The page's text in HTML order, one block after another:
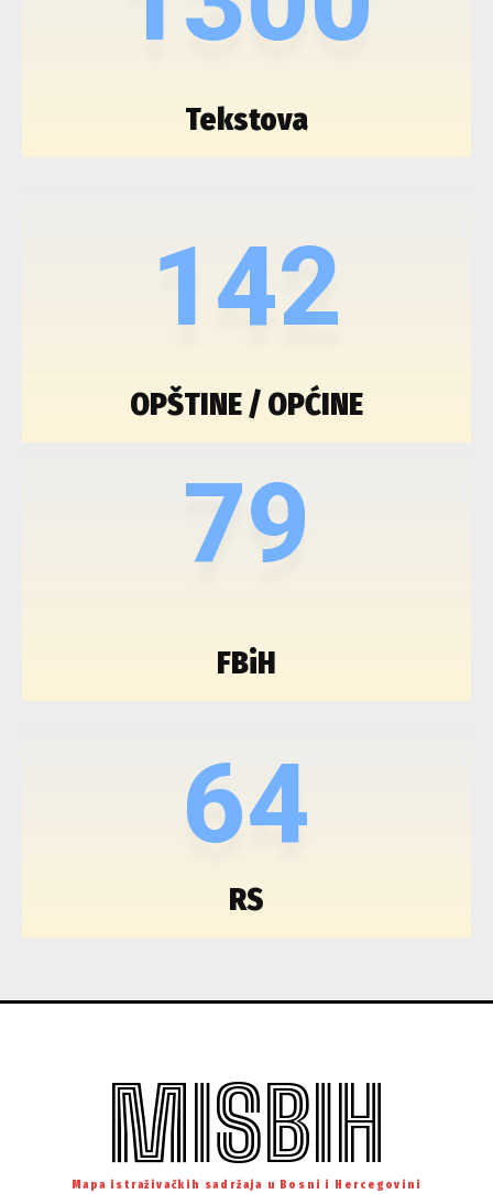
Tekstova
142
OPŠTINE / OPĆINE
79
FBiH
64
RS
MISBIH
Mapa istraživačkih sadržaja u Bosni i Hercegovini